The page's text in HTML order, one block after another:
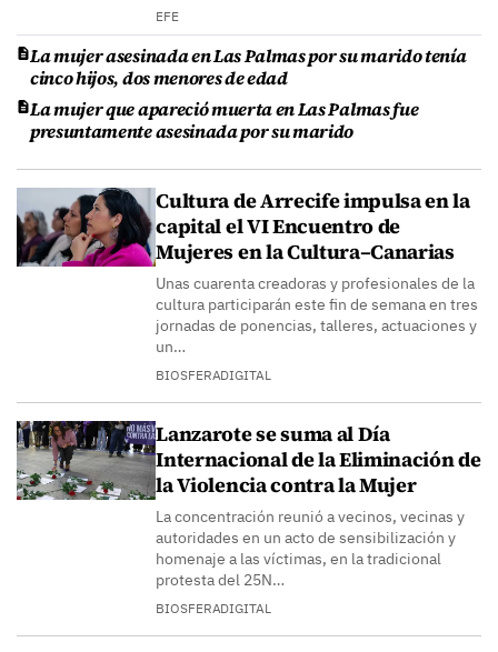
EFE
La mujer asesinada en Las Palmas por su marido tenía
cinco hijos, dos menores de edad
La mujer que apareció muerta en Las Palmas fue
presuntamente asesinada por su marido
Cultura de Arrecife impulsa en la
capital el VI Encuentro de
Mujeres en la Cultura–Canarias
Unas cuarenta creadoras y profesionales de la
cultura participarán este fin de semana en tres
jornadas de ponencias, talleres, actuaciones y
un…
BIOSFERADIGITAL
Lanzarote se suma al Día
Internacional de la Eliminación de
la Violencia contra la Mujer
La concentración reunió a vecinos, vecinas y
autoridades en un acto de sensibilización y
homenaje a las víctimas, en la tradicional
protesta del 25N…
BIOSFERADIGITAL